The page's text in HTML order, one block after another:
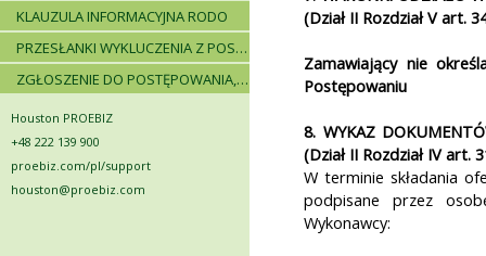
KLAUZULA INFORMACYJNA RODO
PRZESŁANKI WYKLUCZENIA Z POSTĘPOWANIA
ZGŁOSZENIE DO POSTĘPOWANIA, ZASADY I INSTRUKCJE
Houston PROEBIZ
+48 222 139 900
proebiz.com/pl/support
houston@proebiz.com
(Dział II Rozdział V art.
Zamawiający nie
Postępowaniu
8. WYKAZ
(Dział II Rozdział IV art.
W terminie składania
podpisane przez
Wykonawcy: